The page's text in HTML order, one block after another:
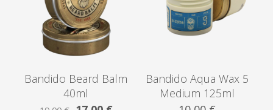
Bandido Beard Balm
40ml
Bandido Aqua Wax 5
Medium 125ml